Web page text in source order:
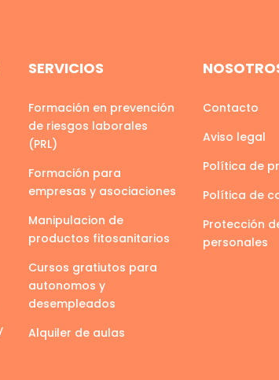
SERVICIOS
Formación en prevención
de riesgos laborales
(PRL)
Formación para
empresas y asociaciones
Manipulacion de
productos fitosanitarios
Cursos gratiutos para
autonomos y
desempleados
Alquiler de aulas
Contacto
Aviso legal
Política de
Política de
Protección
personales